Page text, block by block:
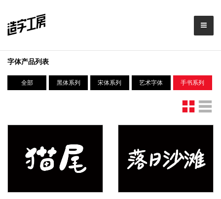
字体产品列表
全部 黑体系列 宋体系列 艺术字体 手书系列